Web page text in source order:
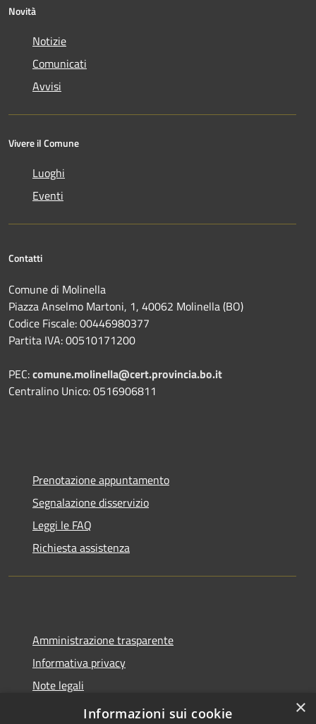
Novità
Notizie
Comunicati
Avvisi
Vivere il Comune
Luoghi
Eventi
Contatti
Comune di Molinella
Piazza Anselmo Martoni, 1, 40062 Molinella (BO)
Codice Fiscale: 00446980377
Partita IVA: 00510171200
PEC:comune.molinella@cert.provincia.bo.it
Centralino Unico: 0516906811
Prenotazione appuntamento
Segnalazione disservizio
Leggi le FAQ
Richiesta assistenza
Amministrazione trasparente
Informativa privacy
Note legali
Dichiarazione di accessibilità
×
Informazioni sui cookie